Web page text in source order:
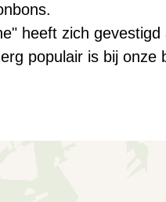
heeft zich
populair is bij onze